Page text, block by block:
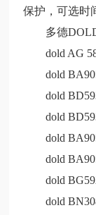
保护，可选时
多德DOLD
dold AG
dold
dold
dold
dold
dold
dold
dold